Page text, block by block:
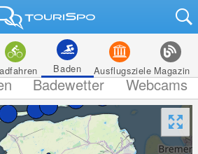
Baden Ausflugsziele Magazin
Badewetter Webcams